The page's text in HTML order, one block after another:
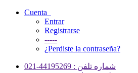
Cuenta
Entrar
Registrarse
-----
¿Perdiste la contraseña?
شماره تلفن : 44195269-021